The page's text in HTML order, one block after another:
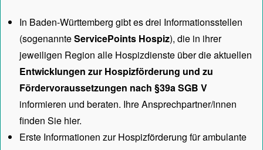
In Baden-Württemberg gibt es drei Informationsstellen
(sogenannteServicePoints Hospiz), die in ihrer
jeweiligen Region alle Hospizdienste über die aktuellen
Entwicklungen zur Hospizförderung und zu
Fördervoraussetzungen nach §39a SGB V
informieren und beraten. Ihre Ansprechpartner/innen
finden Sie hier.
Erste Informationen zur Hospizförderung für ambulante